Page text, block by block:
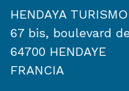
HENDAYA TURISMO
67 bis, boulevard
64700 HENDAYE
FRANCIA